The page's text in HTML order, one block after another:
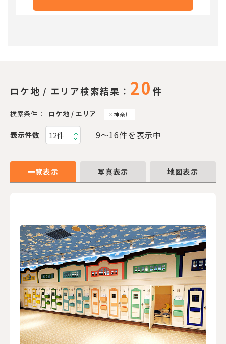
ロケ地 / エリア検索結果： 20 件
検索条件： ロケ地 / エリア 神奈川
表示件数 9〜16件を表示中
一覧表示 写真表示 地図表示